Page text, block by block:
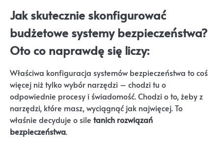
Jak skutecznie skonfigurować
budżetowe systemy bezpieczeństwa?
Oto co naprawdę się liczy:
Właściwa konfiguracja systemów bezpieczeństwa to coś
więcej niż tylko wybór narzędzi – chodzi tu o
odpowiednie procesy i świadomość. Chodzi o to, żeby z
narzędzi, które masz, wyciągnąć jak najwięcej. To
właśnie decyduje o sile tanich rozwiązań
bezpieczeństwa.